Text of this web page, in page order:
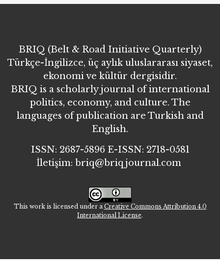
BRIQ (Belt & Road Initiative Quarterly)
Türkçe-İngilizce, üç aylık uluslararası siyaset,
ekonomi ve kültür dergisidir.
BRIQ is a scholarly journal of international
politics, economy, and culture. The
languages of publication are Turkish and
English.
ISSN: 2687-5896 E-ISSN: 2718-0581
İletişim: briq@briqjournal.com
This work is licensed under aCreative Commons Attribution 4.0
International License.